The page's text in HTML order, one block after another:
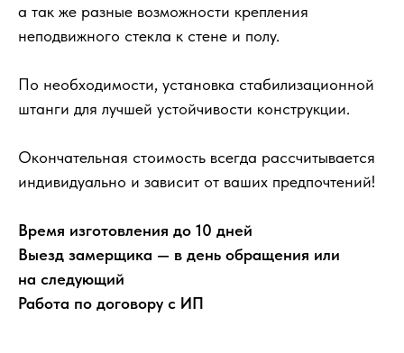
а так же разные возможности крепления
неподвижного стекла к стене и полу.
По необходимости, установка стабилизационной
штанги для лучшей устойчивости конструкции.
Окончательная стоимость всегда рассчитывается
индивидуально и зависит от ваших предпочтений!
Время изготовления до 10 дней
Выезд замерщика — в день обращения или
на следующий
Работа по договору с ИП